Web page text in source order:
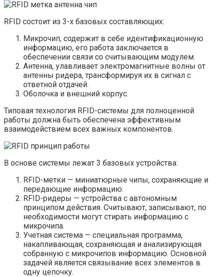
RFID состоит из 3-х базовых составляющих:
Микрочип, содержит в себе идентификационную
информацию, его работа заключается в
обеспечении связи со считывающим модулем.
Антенна, улавливает электромагнитные волны от
антенны ридера, трансформируя их в сигнал с
ответной отдачей.
Оболочка и внешний корпус.
Типовая технология RFID-системы для полноценной
работы должна быть обеспечена эффективным
взаимодействием всех важных компонентов.
В основе системы лежат 3 базовых устройства:
RFID-метки — миниатюрные чипы, сохраняющие и
передающие информацию.
RFID-ридеры — устройства с автономным
принципом действия. Считывают, записывают, по
необходимости могут стирать информацию с
микрочипа.
Учетная система — специальная программа,
накапливающая, сохраняющая и анализирующая
собранную с микрочипов информацию. Основной
задачей является связывание всех элементов в
одну цепочку.